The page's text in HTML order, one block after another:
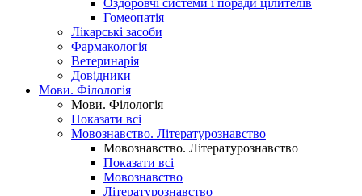
Оздоровчі системи і поради цілителів
Гомеопатія
Лікарські засоби
Фармакологія
Ветеринарія
Довідники
Мови. Філологія
Мови. Філологія
Показати всі
Мовознавство. Літературознавство
Мовознавство. Літературознавство
Показати всі
Мовознавство
Літературознавство